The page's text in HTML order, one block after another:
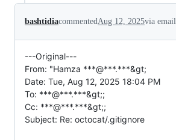
bashtidiacommentedAug 12, 2025via email
---Original---
From: "Hamza ***@***.***&gt;
Date: Tue, Aug 12, 2025 18:04 PM
To: ***@***.***&gt;;
Cc: ***@***.***&gt;;
Subject: Re: octocat/.gitignore